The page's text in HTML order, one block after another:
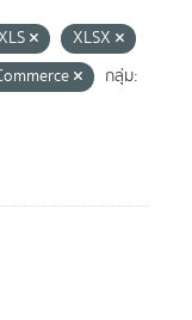
XLSX
กลุ่ม: